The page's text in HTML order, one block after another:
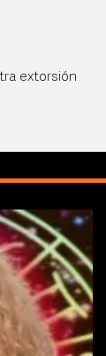
extorsión